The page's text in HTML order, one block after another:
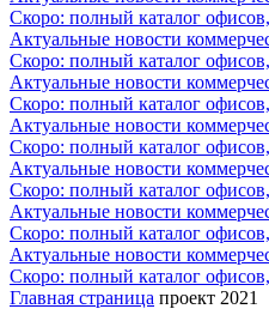
Скоро: полный каталог
Актуальные новости
Скоро: полный каталог
Актуальные новости
Скоро: полный каталог
Актуальные новости
Скоро: полный каталог
Актуальные новости
Скоро: полный каталог
Актуальные новости
Скоро: полный каталог
Актуальные новости
Скоро: полный каталог
Главная страница проект 2021